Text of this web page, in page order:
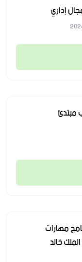
إداري
مبتدئ
مهارات
خالد